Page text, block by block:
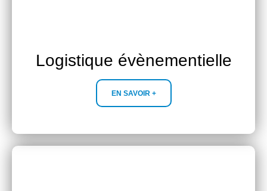
Logistique évènementielle
EN SAVOIR +